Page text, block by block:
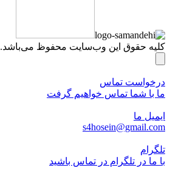
کلیه حقوق این وب‌سایت محفوظ می‌باشد. 2000-2026
درخواست تماس
ما با شما تماس خواهیم گرفت
ایمیل ما
s4hosein@gmail.com
تلگرام
با ما در تلگرام در تماس باشید